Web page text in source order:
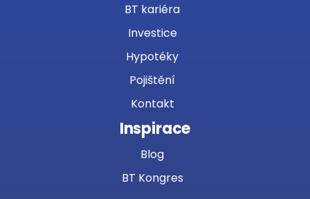
BT kariéra
Investice
Hypotéky
Pojištění
Kontakt
Inspirace
Blog
BT Kongres